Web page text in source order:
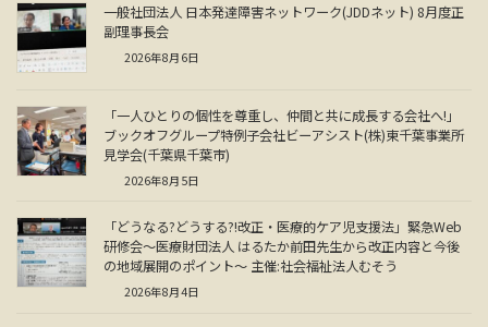
一般社団法人 日本発達障害ネットワーク(JDDネット) 8月度正
副理事長会
2026年8月6日
「一人ひとりの個性を尊重し、仲間と共に成長する会社へ!」
ブックオフグループ特例子会社ビーアシスト(株)東千葉事業所
見学会(千葉県千葉市)
2026年8月5日
「どうなる?どうする?!改正・医療的ケア児支援法」緊急Web
研修会～医療財団法人 はるたか前田先生から改正内容と今後
の地域展開のポイント～ 主催:社会福祉法人むそう
2026年8月4日